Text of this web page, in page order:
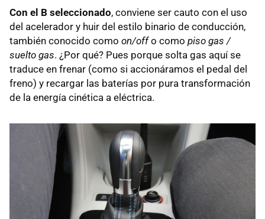
Con el B seleccionado, conviene ser cauto con el uso
del acelerador y huir del estilo binario de conducción,
también conocido como on/offo como piso gas /
suelto gas. ¿Por qué? Pues porque solta gas aquí se
traduce en frenar (como si accionáramos el pedal del
freno) y recargar las baterías por pura transformación
de la energía cinética a eléctrica.